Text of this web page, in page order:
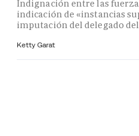
Indignación entre las
indicación de «instancias
imputación del delegado
Ketty Garat